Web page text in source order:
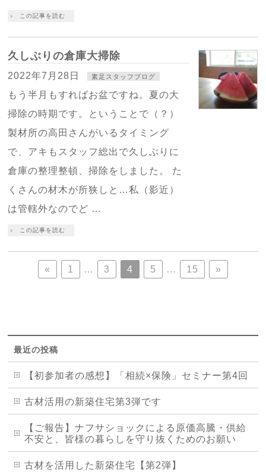
この記事を読む
久しぶりの倉庫大掃除
2022年7月28日 素足スタッフブログ
もう半月もすればお盆ですね。夏の大
掃除の時期です。ということで（？）
製材所の高田さんがいるタイミング
で、アキもスタッフ総出で久しぶりに
倉庫の整理整頓、掃除をしました。 た
くさんの材木が所狭しと…私（影近）
は管轄外なのでど …
この記事を読む
« 1 … 3 4 5 … 15 »
最近の投稿
【初参加者の感想】「相続×保険」セミナー第4回
古材活用の新築住宅第3弾です
【ご報告】ナフサショックによる原価高騰・供給
不安と、皆様の暮らしを守り抜くためのお願い
古材を活用した新築住宅【第2弾】